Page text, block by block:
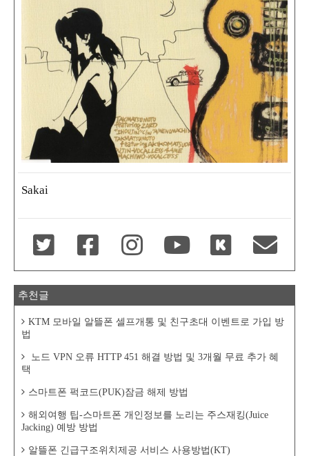
Sakai
추천글
KTM 모바일 알뜰폰 셀프개통 및 친구초대 이벤트로 가입 방
법
노드 VPN 오류 HTTP 451 해결 방법 및 3개월 무료 추가 혜
택
스마트폰 퍽코드(PUK)잠금 해제 방법
해외여행 팁-스마트폰 개인정보를 노리는 주스재킹(Juice
Jacking) 예방 방법
알뜰폰 긴급구조위치제공 서비스 사용방법(KT)